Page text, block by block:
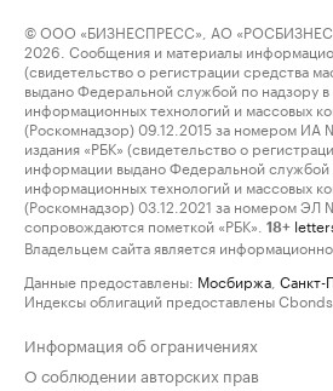
© ООО «БИЗНЕСПРЕСС», АО
2026. Сообщения и материалы
(свидетельство о регистрации средства
выдано Федеральной службой по надзору в
информационных технологий и массовых
(Роскомнадзор) 09.12.2015 за номером
издания «РБК» (свидетельство о
информации выдано Федеральной службой
информационных технологий и массовых
(Роскомнадзор) 03.12.2021 за номером
сопровождаются пометкой «РБК».
18+
Владельцем сайта является
Данные предоставлены: Мосбиржа Санкт-
Индексы облигаций предоставлены Cbonds.
Информация об ограничениях
О соблюдении авторских прав